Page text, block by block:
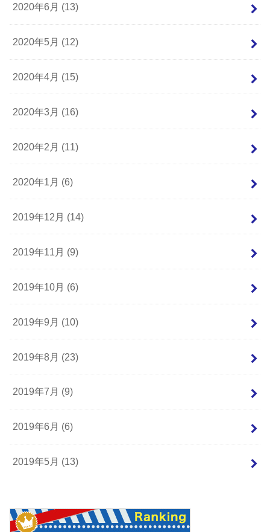
2020年6月 (13)
2020年5月 (12)
2020年4月 (15)
2020年3月 (16)
2020年2月 (11)
2020年1月 (6)
2019年12月 (14)
2019年11月 (9)
2019年10月 (6)
2019年9月 (10)
2019年8月 (23)
2019年7月 (9)
2019年6月 (6)
2019年5月 (13)